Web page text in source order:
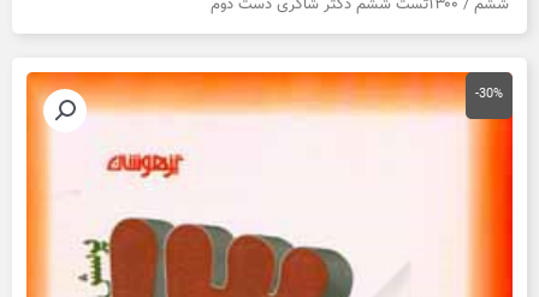
a
m
ششم / ۱۳۰۰تست ششم دکتر شاکری دست دوم
-30%